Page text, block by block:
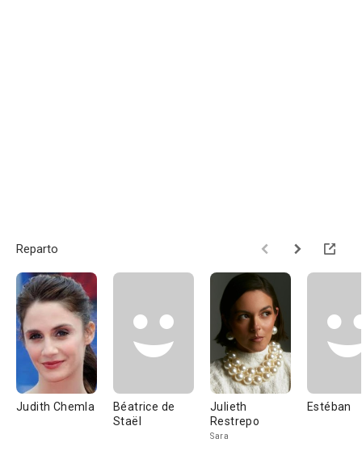
Reparto
Judith Chemla
Béatrice de
Staël
Julieth
Restrepo
Sara
Estéban